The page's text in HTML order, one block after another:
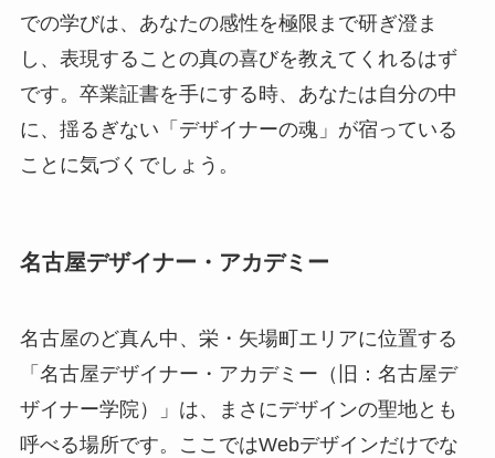
での学びは、あなたの感性を極限まで研ぎ澄ま
し、表現することの真の喜びを教えてくれるはず
です。卒業証書を手にする時、あなたは自分の中
に、揺るぎない「デザイナーの魂」が宿っている
ことに気づくでしょう。
名古屋デザイナー・アカデミー
名古屋のど真ん中、栄・矢場町エリアに位置する
「名古屋デザイナー・アカデミー（旧：名古屋デ
ザイナー学院）」は、まさにデザインの聖地とも
呼べる場所です。ここではWebデザインだけでな